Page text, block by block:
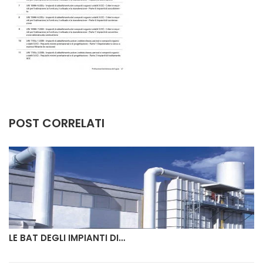
POST CORRELATI
LE BAT DEGLI IMPIANTI DI…